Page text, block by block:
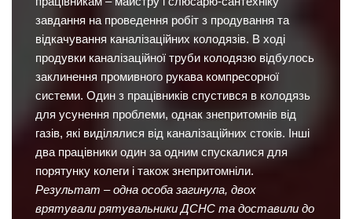
завдання на проведення робіт з продування та
відкачування каналізаційних колодязів. В ході
продувки каналізаційної труби колодязю відбулось
заклинення промивного рукава компресорної
системи. Один з працівників спустився в колодязь
для усунення проблеми, однак знепритомнів від
газів, які виділялися від каналізаційних стоків. Інші
два працівники один за одним спускалися для
порятунку колеги і також знепритомніли.
Результат – одна особа загинула, двох
врятували рятувальники ДСНС та доставили до